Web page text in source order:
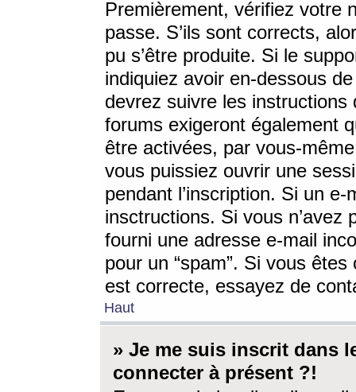
Premièrement, vérifiez votre
passe. S’ils sont corrects,
pu s’être produite. Si le
indiquiez avoir en-dessous
devrez suivre les
forums exigeront également
être activées, par vous-
vous puissiez ouvrir une
pendant l’inscription. Si un
insctructions. Si vous n’avez
fourni une adresse e-mail
pour un “spam”. Si vous
est correcte, essayez de
Haut
» Je me suis inscrit dans
connecter à présent ?!